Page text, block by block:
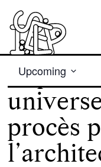
procès
Views
Upcoming
Select
date.